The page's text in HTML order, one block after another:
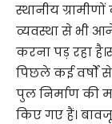
स्थानीय
व्यवस्था से भी
करना पड़ रहा
पिछले कई वर्षों
पुल निर्माण की
किए गए हैं।